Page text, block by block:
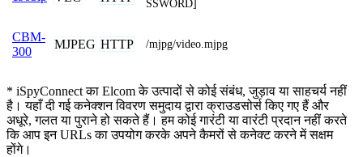
SSWORD]
CBM-
300
MJPEG HTTP /mjpg/video.mjpg
* iSpyConnect का Elcom के उत्पादों से कोई संबंध, जुड़ाव या साहचर्य नहीं
है। यहाँ दी गई कनेक्शन विवरण समुदाय द्वारा क्राउडसोर्स किए गए हैं और
अधूरे, गलत या पुराने हो सकते हैं। हम कोई गारंटी या वारंटी प्रदान नहीं करते
कि आप इन URLs का उपयोग करके अपने कैमरों से कनेक्ट करने में सक्षम
होंगे।